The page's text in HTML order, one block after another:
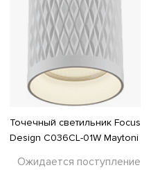
Точечный светильник Focus
Design C036CL-01W Maytoni
Ожидается поступление